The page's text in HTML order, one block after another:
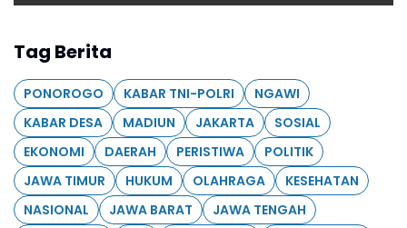
Tag Berita
PONOROGO KABAR TNI-POLRI
NGAWI
KABAR DESA
MADIUN JAKARTA
SOSIAL
EKONOMI
DAERAH PERISTIWA
POLITIK
JAWA TIMUR
HUKUM OLAHRAGA
KESEHATAN
NASIONAL
JAWA BARAT
JAWA TENGAH